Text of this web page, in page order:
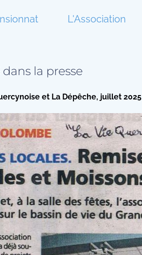
L'Association
la presse
et La Dépêche, juillet 2025